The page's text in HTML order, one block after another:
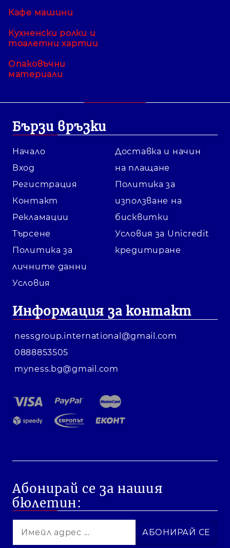
Кафе машини
Кухненски ролки и
тоалетни хартии
Опаковъчни
материали
Бързи връзки
Начало
Вход
Регистрация
Контакт
Рекламации
Търсене
Политика за
личните данни
Условия
Доставка и начин
на плащане
Политика за
използване на
бисквитки
Условия за Unicredit
кредитиране
Информация за контакт
nessgroup.international@gmail.com
0888853505
myness.bg@gmail.com
Абонирай се за нашия
бюлетин: